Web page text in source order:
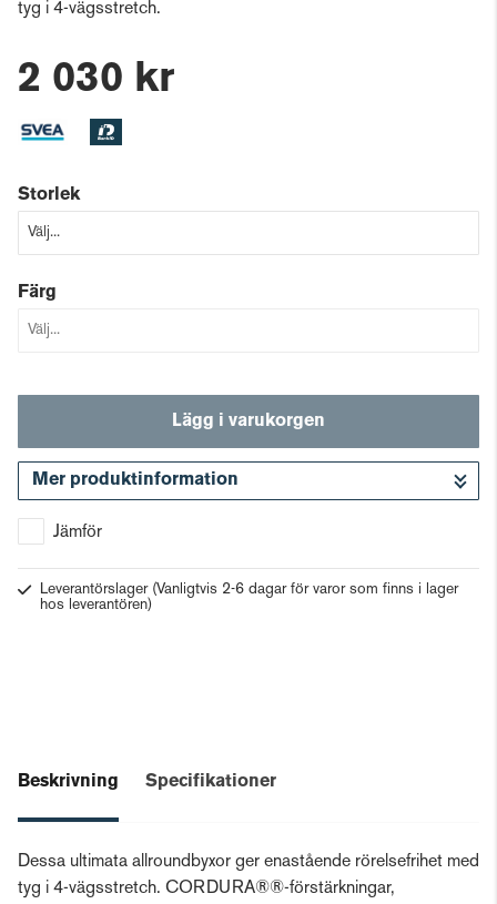
tyg i 4-vägsstretch.
2 030 kr
Storlek
Färg
Lägg i varukorgen
Mer produktinformation
Jämför
Leverantörslager (Vanligtvis 2-6 dagar för varor som finns i lager
hos leverantören)
Beskrivning Specifikationer
Dessa ultimata allroundbyxor ger enastående rörelsefrihet med
tyg i 4-vägsstretch. CORDURA®®-förstärkningar,